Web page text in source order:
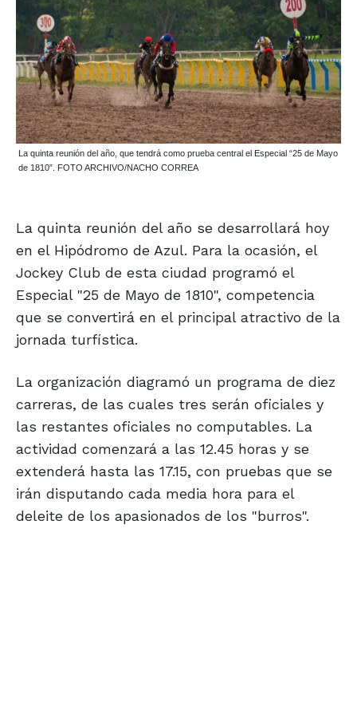
La quinta reunión del año, que tendrá como prueba central el Especial “25 de Mayo
de 1810”. FOTO ARCHIVO/NACHO CORREA
La quinta reunión del año se desarrollará hoy
en el Hipódromo de Azul. Para la ocasión, el
Jockey Club de esta ciudad programó el
Especial "25 de Mayo de 1810", competencia
que se convertirá en el principal atractivo de la
jornada turfística.
La organización diagramó un programa de diez
carreras, de las cuales tres serán oficiales y
las restantes oficiales no computables. La
actividad comenzará a las 12.45 horas y se
extenderá hasta las 17.15, con pruebas que se
irán disputando cada media hora para el
deleite de los apasionados de los "burros".